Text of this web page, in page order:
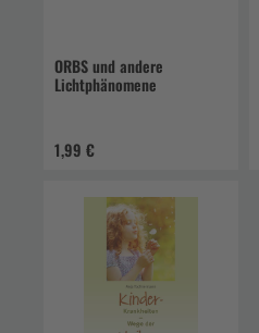
ORBS und andere
Lichtphänomene
1,99 €